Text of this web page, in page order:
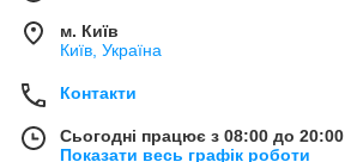
м. Київ
Київ, Україна
Контакти
Сьогодні працює з 08:00 до 20:00
Показати весь графік роботи